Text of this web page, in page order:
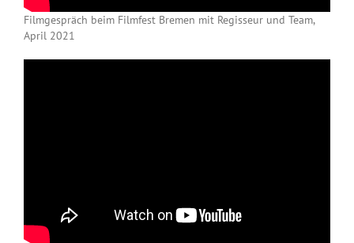
Filmgespräch beim Filmfest Bremen mit Regisseur und Team,
April 2021